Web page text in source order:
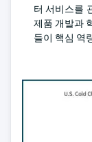
터 서비스를
제품 개발과
들이 핵심 역